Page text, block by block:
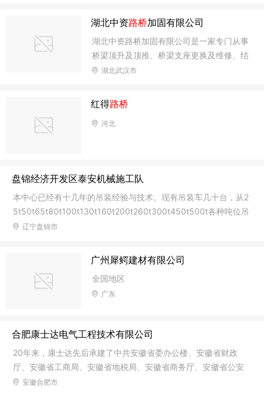
人员近20名，技术工人100余名，自有设备
100余台，年加工能力10000余吨。 公司主
要从事建筑模板等系列产品的开发、设计、
生产、销售、租赁及专业承包等业务。主要
产品有剪力墙全钢大模板、建筑木胶板、木
升降脚手架（爬架）、建筑用铝合金模板系
质。 公司产品主要分为四大部
湖北中资路桥加固有限公司
湖北中资路桥加固有限公司是一家专门从事
桥梁顶升及顶推、桥梁支座更换及维修、结
构病害加固、桥梁拆除，桥梁检测车租赁等
梁顶升及顶推、桥梁支座更换及维修、结构
病害加固、桥梁拆除，桥梁检测车租赁等特
种工程。包括：桥梁、隧道工程设计、安
洽谈合作！联系人：骆经理 联系电话：027
-83838889
湖北武汉市
红得路桥
河北
盘锦经济开发区泰安机械施工队
本中心已经有十几年的吊装经验与技术。现有吊装车几十台，从2
5t50t65t80t100t130t160t200t260t300t450t500t各种吨位吊
车应有尽有。拥有优秀吊车操作工数人。专业承接大型厂房构件
锅炉运输就位安装。锦州亿丰吊运服务中心信守合同，价位合
理，以优质的服务及过硬的技术赢得客户的满意。
辽宁盘锦市
广州犀鳄建材有限公司
全国地区
广东
合肥康士达电气工程技术有限公司
20年来，康士达先后承建了中共安徽省委办公楼、安徽省财政
厅、安徽省工商局、安徽省地税局、安徽省商务厅、安徽省公安
厅、安徽省检察院、武警安徽省总队、安徽省广电中心、合肥市
安徽合肥市